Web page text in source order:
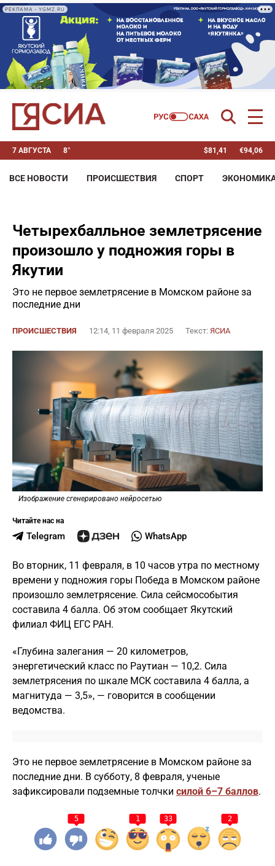
РЕКЛАМА • YGMZ.RU
7 АВГУСТА 8° $81,41 €94,06
ВСЕ НОВОСТИ ПРОИСШЕСТВИЯ СПОРТ
Четырехбалльное землетрясение
произошло у подножия горы в
Якутии
Это не первое землетрясение в Момском районе за
последние дни
ПРОИСШЕСТВИЯ 12:14, 11 февраля 2025 Текст: ЯСИА
Изображение сгенерировано нейросетью
Читайте нас на
Telegram WhatsApp
Во вторник, 11 февраля, в 10 часов утра по местному
времени у подножия горы Победа в Момском районе
произошло землетрясение. Сила сейсмособытия
составила 4 балла. Об этом сообщает Якутский
филиал ФИЦ ЕГС РАН.
«Глубина залегания — 20 километров,
энергетический класс по Раутиан — 10,2. Сила
землетрясения по шкале МСК составила 4 балла, а
магнитуда — 3,5», — говорится в сообщении
ведомства.
Это не первое землетрясение в Момском районе за
последние дни. В субботу, 8 февраля, ученые
зафиксировали подземные толчки силой 6–7 баллов.
5 1 33 2